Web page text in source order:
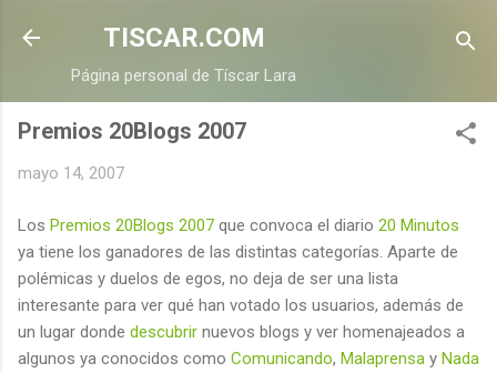
Ir al contenido principal
TISCAR.COM
Página personal de Tíscar Lara
Premios 20Blogs 2007
mayo 14, 2007
Los Premios 20Blogs 2007 que convoca el diario 20 Minutos
ya tiene los ganadores de las distintas categorías. Aparte de
polémicas y duelos de egos, no deja de ser una lista
interesante para ver qué han votado los usuarios, además de
un lugar donde descubrir nuevos blogs y ver homenajeados a
algunos ya conocidos como Comunicando, Malaprensa y Nada